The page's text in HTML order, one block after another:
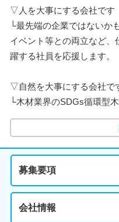
▽人を大事にする会社です
└最先端の企業ではないか
イベント等との両立など
躍する社員を応援します。
▽自然を大事にする会社で
└木材業界のSDGs循環型
募集要項
会社情報